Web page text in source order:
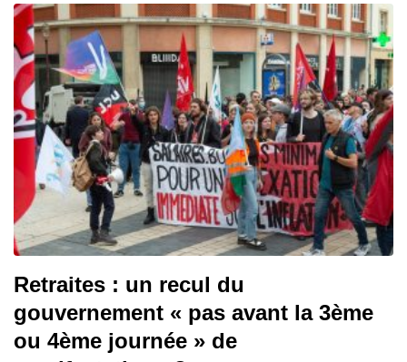
Retraites : un recul du
gouvernement « pas avant la 3ème
ou 4ème journée » de